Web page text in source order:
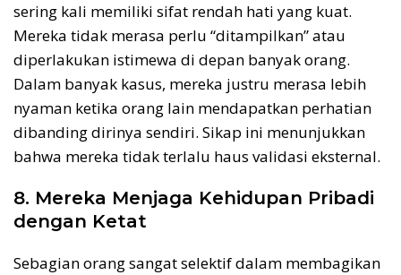
sering kali memiliki sifat rendah hati yang kuat.
Mereka tidak merasa perlu “ditampilkan” atau
diperlakukan istimewa di depan banyak orang.
Dalam banyak kasus, mereka justru merasa lebih
nyaman ketika orang lain mendapatkan perhatian
dibanding dirinya sendiri. Sikap ini menunjukkan
bahwa mereka tidak terlalu haus validasi eksternal.
8. Mereka Menjaga Kehidupan Pribadi
dengan Ketat
Sebagian orang sangat selektif dalam membagikan